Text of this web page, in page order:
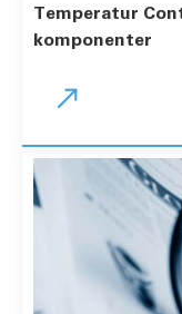
Temperatur
komponenter
